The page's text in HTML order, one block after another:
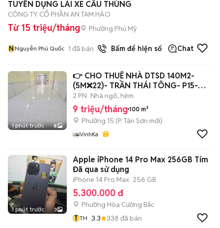
TUYỂN DỤNG LÁI XE CẨU THÙNG
CÔNG TY CỔ PHẦN AN TAM HẢO
Từ 15 triệu/tháng Phường Phú Mỹ
NNguyễn Phú Quốc 1 đã bán Bấm để hiện số Chat
1 phút trước 8
👉 CHO THUÊ NHÀ DTSD 140M2-
(5M❌22)- TRẦN THÁI TÔNG- P15-
TÂN BÌNH.
2 PN Nhà ngõ, hẻm
9 triệu/tháng 100 m²
Phường 15 (P. Tân Sơn mới)
VinhKa
1 phút trước 3
Apple iPhone 14 Pro Max 256GB Tím
Đã qua sử dụng
iPhone 14 Pro Max 256 GB
5.300.000 đ
Phường Hòa Cường Bắc
T TH 3.3 338 đã bán